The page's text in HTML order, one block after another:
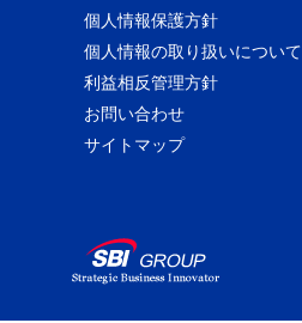
個人情報保護方針
個人情報の取り扱いについて
利益相反管理方針
お問い合わせ
サイトマップ